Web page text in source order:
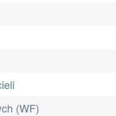
(WF)